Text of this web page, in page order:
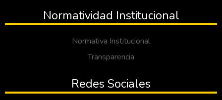
Normatividad Institucional
Normativa Institucional
Transparencia
Redes Sociales